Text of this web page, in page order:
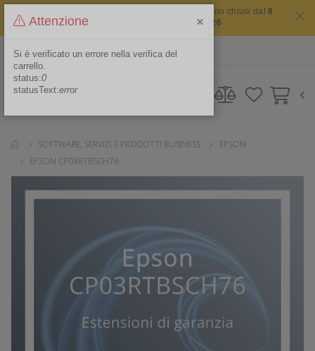
Il sito non chiude mai ma i nostri uffici saranno chiusi dal8
agosto 2026 al 16 agosto 2026
Area Riservata
SOFTWARE, SERVIZI E PRODOTTI BUSINESS
EPSON
EPSON CP03RTBSCH76
Attenzione ×
Si è verificato un errore nella verifica del
carrello.
status:0
statusText:error